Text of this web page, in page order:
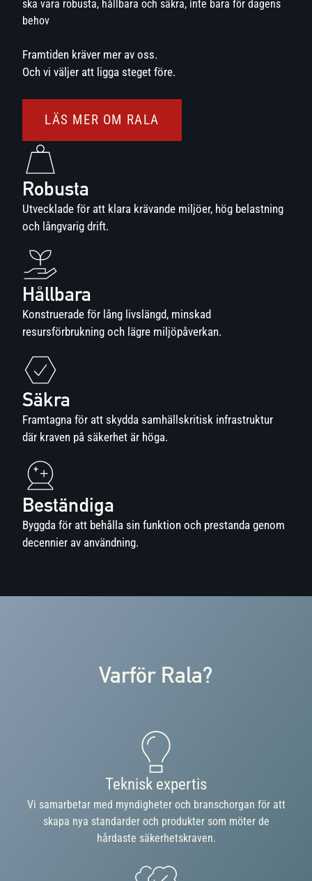
ska vara robusta, hållbara och säkra, inte bara för dagens
behov
Framtiden kräver mer av oss.
Och vi väljer att ligga steget före.
LÄS MER OM RALA
Robusta
Utvecklade för att klara krävande miljöer, hög belastning
och långvarig drift.
Hållbara
Konstruerade för lång livslängd, minskad
resursförbrukning och lägre miljöpåverkan.
Säkra
Framtagna för att skydda samhällskritisk infrastruktur
där kraven på säkerhet är höga.
Beständiga
Byggda för att behålla sin funktion och prestanda genom
decennier av användning.
Varför Rala?
Teknisk expertis
Vi samarbetar med myndigheter och branschorgan för att
skapa nya standarder och produkter som möter de
hårdaste säkerhetskraven.